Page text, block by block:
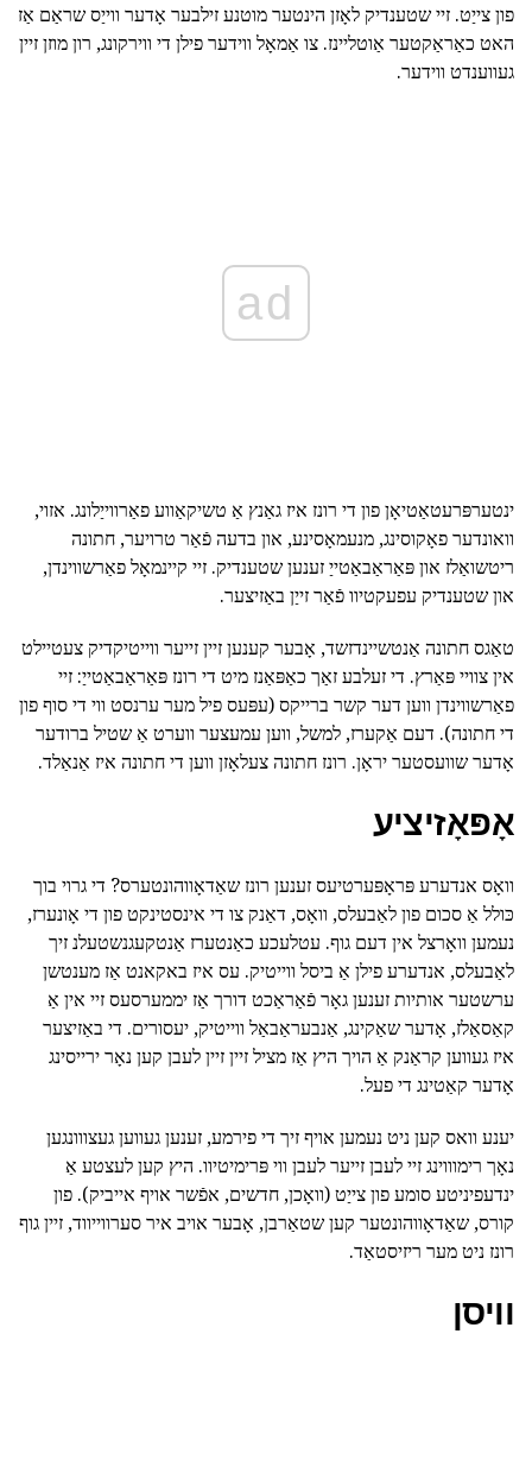
פון צייַט. זיי שטענדיק לאָזן הינטער מוטנע זילבער אָדער ווייַס שראַם אַז
האט כאַראַקטער אַוטליינז. צו אַמאָל ווידער פילן די ווירקונג, רון מוזן זיין
געווענדט ווידער.
ad
ינטערפּרעטאַטיאָן פון די רונז איז גאַנץ אַ טשיקאַווע פאַרווייַלונג. אזוי,
וואונדער פאָקוסינג, מנעמאָסינע, און בדעה פֿאַר טרויער, חתונה
ריטשואַלז און פּאַראַבאַטייַ זענען שטענדיק. זיי קיינמאָל פאַרשווינדן,
און שטענדיק עפעקטיוו פֿאַר זייַן באַזיצער.
טאַגס חתונה אַנטשיינדזשד, אָבער קענען זיין זייער ווייטיקדיק צעטיילט
אין צוויי פּאַרץ. די זעלבע זאַך כאַפּאַנז מיט די רונז פּאַראַבאַטייַ: זיי
פאַרשווינדן ווען דער קשר ברייקס (עפּעס פיל מער ערנסט ווי די סוף פון
די חתונה). דעם אַקערז, למשל, ווען עמעצער ווערט אַ שטיל ברודער
אָדער שוועסטער יראָן. רונז חתונה צעלאָזן ווען די חתונה איז אַנאַלד.
אָפּאָזיציע
וואָס אנדערע פּראָפּערטיעס זענען רונז שאַדאָווהונטערס? די גרוי בוך
כּולל אַ סכום פון לאַבעלס, וואָס, דאַנק צו די אינסטינקט פון די אָונערז,
נעמען וואָרצל אין דעם גוף. עטלעכע כאַנטערז אַנטקעגנשטעלנ זיך
לאַבעלס, אנדערע פילן אַ ביסל ווייטיק. עס איז באקאנט אַז מענטשן
ערשטער אותיות זענען גאָר פֿאַראַכט דורך אַז יממערסעס זיי אין אַ
קאַסאַלז, אָדער שאַקינג, אַנבעראַבאַל ווייטיק, יעסורים. די באַזיצער
איז געווען קראַנק אַ הויך היץ אַז מציל זיין זיין לעבן קען נאָר ירייסינג
אָדער קאַטינג די פעל.
יענע וואס קען ניט נעמען אויף זיך די פירמע, זענען געווען געצווונגען
נאָך רימוווינג זיי לעבן זייער לעבן ווי פּרימיטיוו. היץ קען לעצטע אַ
ינדעפיניטע סומע פון צייַט (וואָכן, חדשים, אפֿשר אויף אייביק). פון
קורס, שאַדאָווהונטער קען שטאַרבן, אָבער אויב איר סערווייווד, זיין גוף
רונז ניט מער ריזיסטאַד.
וויסן